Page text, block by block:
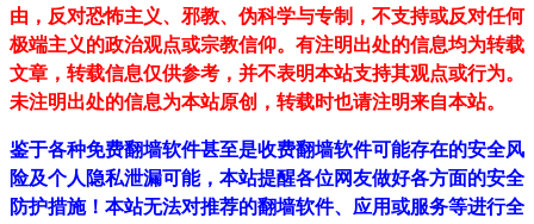
由，反对恐怖主义、邪教、伪科学与专制，不支持或反对任何
极端主义的政治观点或宗教信仰。有注明出处的信息均为转载
文章，转载信息仅供参考，并不表明本站支持其观点或行为。
未注明出处的信息为本站原创，转载时也请注明来自本站。
鉴于各种免费翻墙软件甚至是收费翻墙软件可能存在的安全风
险及个人隐私泄漏可能，本站提醒各位网友做好各方面的安全
防护措施！本站无法对推荐的翻墙软件、应用或服务等进行全